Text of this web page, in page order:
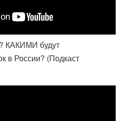
КАКИМИ будут
России? (Подкаст